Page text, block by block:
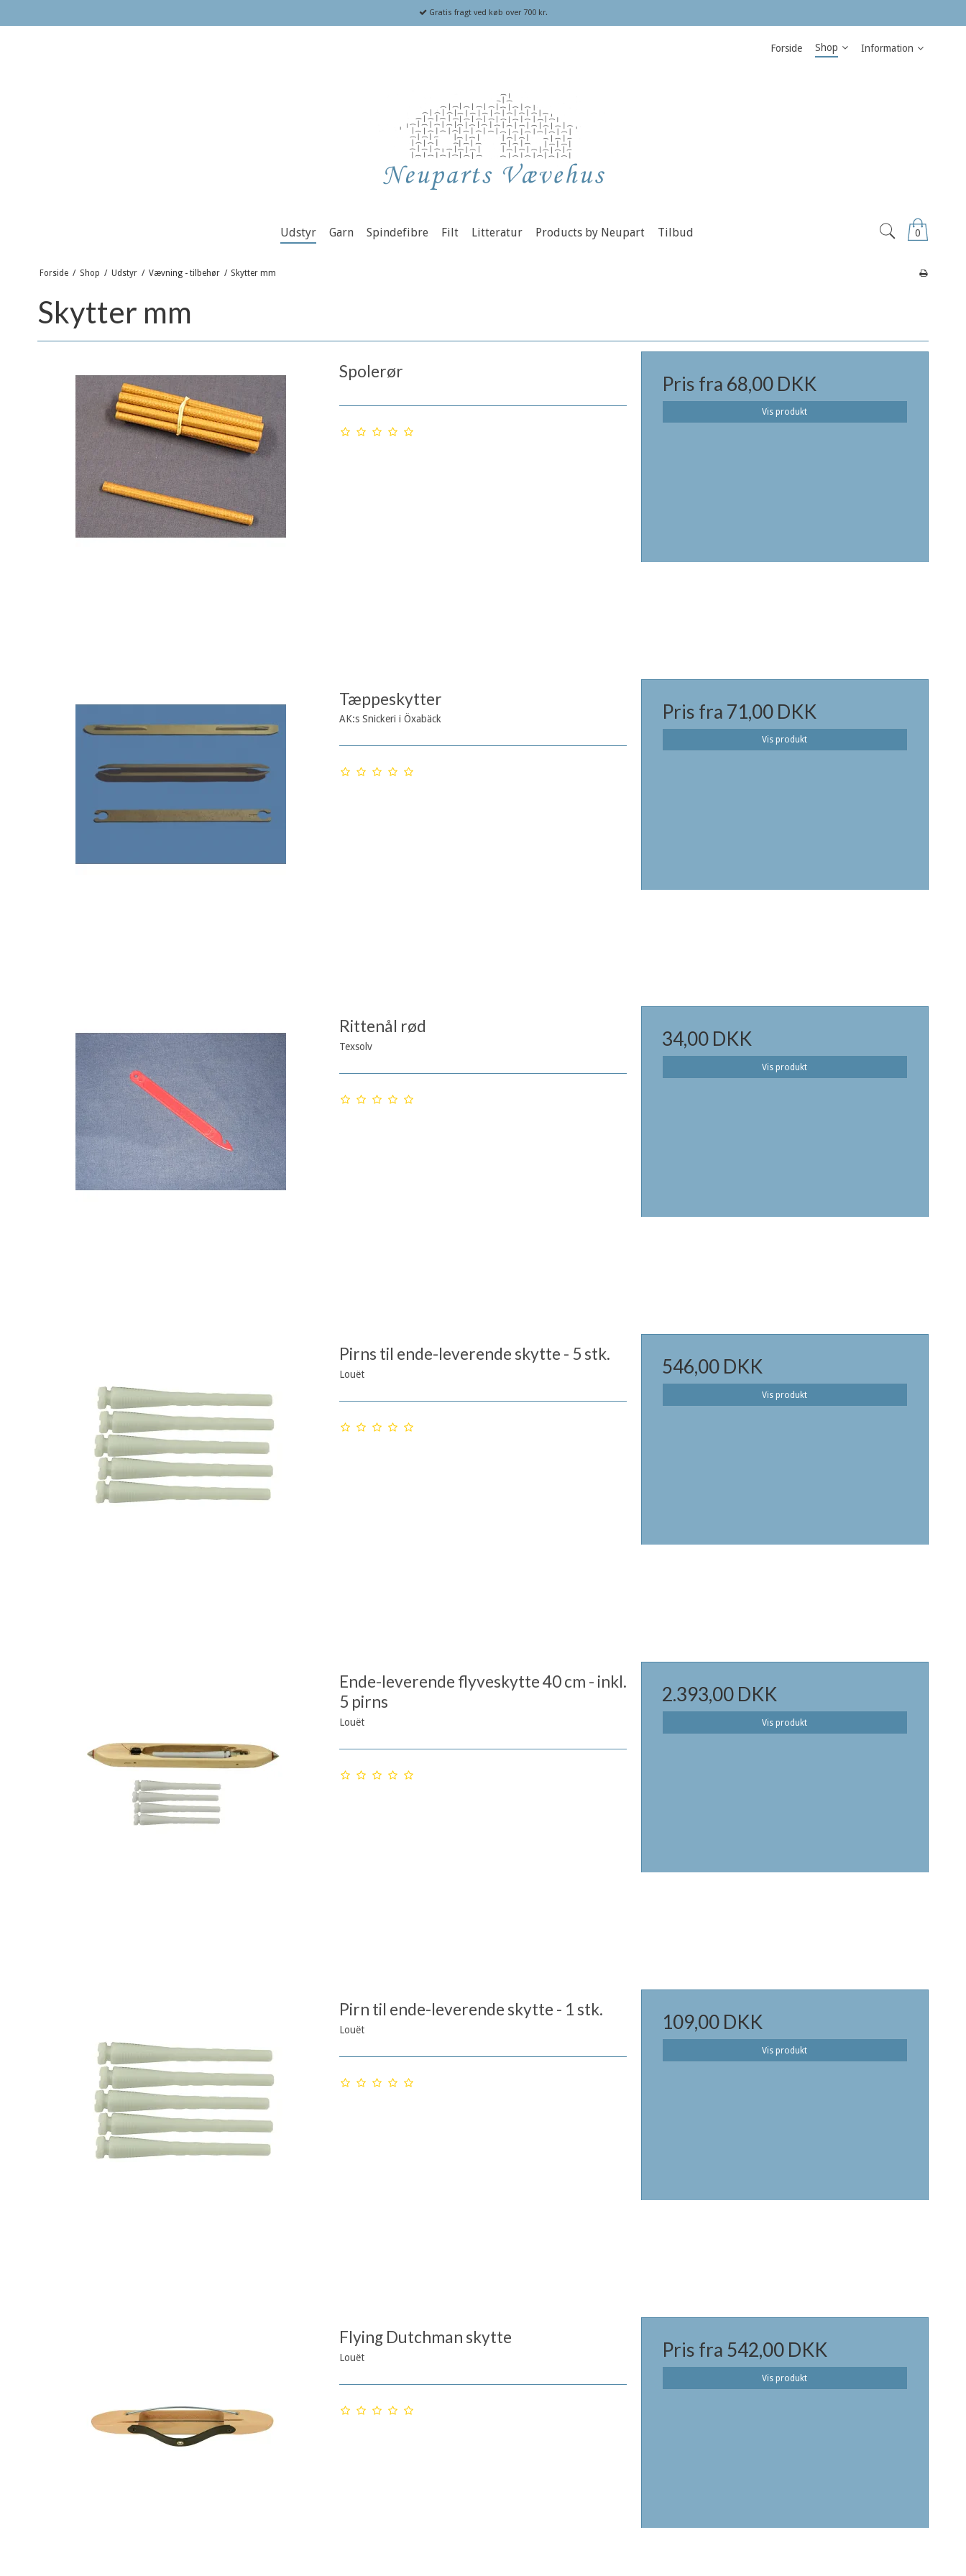
Gratis fragt ved køb over 700 kr.
Forside Shop Information
0
Udstyr Garn Spindefibre Filt Litteratur Products by Neupart Tilbud
Forside / Shop / Udstyr / Vævning - tilbehør / Skytter mm
Skytter mm
Spolerør
Pris fra 68,00 DKK
Vis produkt
Tæppeskytter
AK:s Snickeri i Öxabäck Pris fra 71,00 DKK
Vis produkt
Rittenål rød
Texsolv 34,00 DKK
Vis produkt
Pirns til ende-leverende skytte - 5 stk.
Louët 546,00 DKK
Vis produkt
Ende-leverende flyveskytte 40 cm - inkl.
5 pirns
Louët
2.393,00 DKK
Vis produkt
Pirn til ende-leverende skytte - 1 stk.
Louët 109,00 DKK
Vis produkt
Flying Dutchman skytte
Louët Pris fra 542,00 DKK
Vis produkt